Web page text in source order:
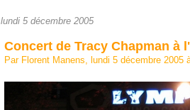
lundi 5 décembre 2005
Concert de Tracy Chapman à
Par Florent Manens, lundi 5 décembre 2005